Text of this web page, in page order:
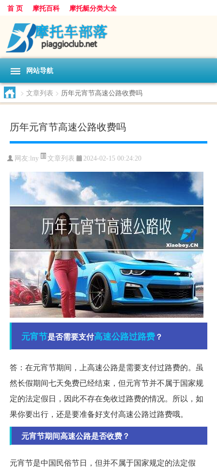
首 页 摩托百科 摩托艇分类大全
网站导航
> 文章列表 > 历年元宵节高速公路收费吗
历年元宵节高速公路收费吗
网友: lny 文章列表 2024-02-15 00:24:20
元宵节是否需要支付高速公路过路费？
答：在元宵节期间，上高速公路是需要支付过路费的。虽
然长假期间七天免费已经结束，但元宵节并不属于国家规
定的法定假日，因此不存在免收过路费的情况。所以，如
果你要出行，还是要准备好支付高速公路过路费哦。
元宵节期间高速公路是否收费？
元宵节是中国民俗节日，但并不属于国家规定的法定假